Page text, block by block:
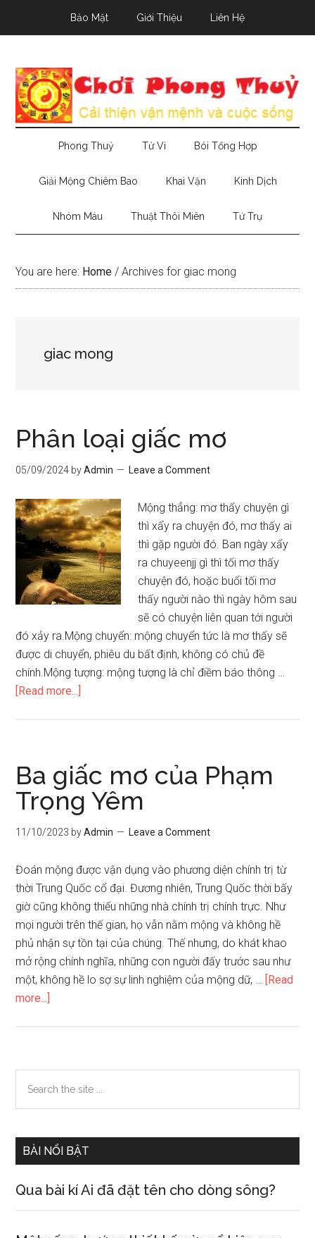
Bảo Mật Giới Thiệu Liên Hệ
Phong Thuỷ Tử Vi Bói Tổng Hợp
Giải Mộng Chiêm Bao Khai Vận Kinh Dịch
Nhóm Máu Thuật Thôi Miên Tứ Trụ
You are here: Home / Archives for giac mong
giac mong
Phân loại giấc mơ
05/09/2024 byAdmin Leave a Comment
Mộng thẳng: mơ thấy chuyện gì
thì xẩy ra chuyện đó, mơ thấy ai
thì gặp người đó. Ban ngày xẩy
ra chuyeenjj gì thì tối mơ thấy
chuyện đó, hoặc buổi tối mơ
thấy người nào thì ngày hôm sau
sẽ có chuyện liên quan tới người
đó xảy ra.Mộng chuyển: mộng chuyển tức là mơ thấy sẽ
được di chuyển, phiêu du bất định, không có chủ đề
chính.Mộng tượng: mộng tượng là chỉ điềm báo thông …
[Read more...]
mơ
Ba giấc mơ của Phạm
Trọng Yêm
11/10/2023 byAdmin Leave a Comment
Đoán mộng được vận dụng vào phương diện chính trị từ
thời Trung Quốc cổ đại. Đương nhiên, Trung Quốc thời bấy
giờ cũng không thiếu những nhà chính trị chính trực. Như
mọi người trên thế gian, họ vẫn nằm mộng và không hề
phủ nhận sự tồn tại của chúng. Thế nhưng, do khát khao
mở rộng chính nghĩa, những con người đấy trước sau như
một, không hề lo sợ sự linh nghiệm của mộng dữ, … [Read
more...]
của
Phạm
Trọng
Primary
Sidebar
the
BÀI NỔI BẬT
Qua bài kí Ai đã đặt tên cho dòng sông?